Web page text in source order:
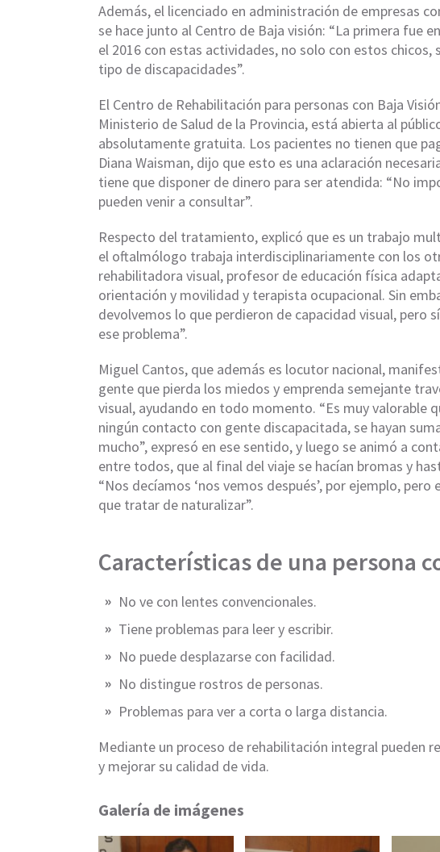
Además, el licenciado en administración de empresas
se hace junto al Centro de Baja visión: “La primera fue
el 2016 con estas actividades, no solo con estos
tipo de discapacidades”.
El Centro de Rehabilitación para personas con Baja
Ministerio de Salud de la Provincia, está abierta al
absolutamente gratuita. Los pacientes no tienen que
Diana Waisman, dijo que esto es una aclaración
tiene que disponer de dinero para ser atendida: “No
pueden venir a consultar”.
Respecto del tratamiento, explicó que es un trabajo
el oftalmólogo trabaja interdisciplinariamente con los
rehabilitadora visual, profesor de educación física
orientación y movilidad y terapista ocupacional. Sin
devolvemos lo que perdieron de capacidad visual, pero
ese problema”.
Miguel Cantos, que además es locutor nacional,
gente que pierda los miedos y emprenda semejante
visual, ayudando en todo momento. “Es muy valorable
ningún contacto con gente discapacitada, se hayan
mucho”, expresó en ese sentido, y luego se animó a
entre todos, que al final del viaje se hacían bromas y
“Nos decíamos ‘nos vemos después’, por ejemplo,
que tratar de naturalizar”.
Características de una persona
No ve con lentes convencionales.
Tiene problemas para leer y escribir.
No puede desplazarse con facilidad.
No distingue rostros de personas.
Problemas para ver a corta o larga distancia.
Mediante un proceso de rehabilitación integral pueden
y mejorar su calidad de vida.
Galería de imágenes